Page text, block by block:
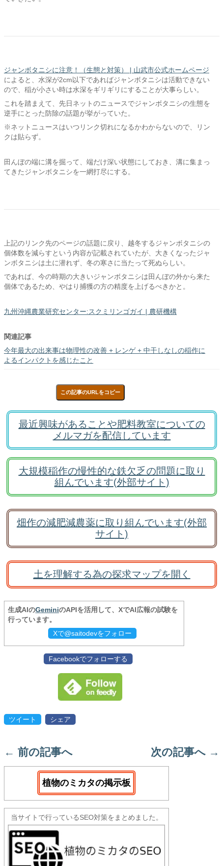
ジャンボタニシに注意！（生態と対策） | 山武市公式ホームページ
によると、水深が2cm以下であればジャンボタニシは活動できない
ので、稲が小さい時は水深をギリギリにすることが大事らしい。
これを踏まえて、先日ネットのニュースでジャンボタニシの生態を
逆手にとった防除の話題が挙がっていた。
※ネットニュースはいつリンク切れになるかわからないので、リン
クは貼らず。
田んぼの端に溝を掘って、端だけ深い状態にしておき、溝に集まっ
てきたジャンボタニシを一網打尽にする。
上記のリンク先のページの話題に戻り、越冬するジャンボタニシの
個体数を減らすという内容が記載されていたが、大きくなったジャ
ンボタニシは土に潜れず、冬の寒さに当たって死ぬらしい。
であれば、今の時期の大きいジャンボタニシは田んぼの外から来た
個体であるため、やはり捕獲の方の精度を上げるべきかと。
九州沖縄農業研究センター:スクミリンゴガイ | 農研機構
関連記事
今年最大の出来事は物理性の改善 + レンゲ + 中干しなしの稲作に
よるインパクトを感じたこと
この記事のURLをコピー
最近興味があることや肥料教室についての
メルマガを配信しています
大規模稲作の慢性的な鉄欠乏の問題に取り
組んでいます(外部サイト)
畑作の減肥減農薬に取り組んでいます(外部
サイト)
土を理解する為の探求マップを開く
生成AIのGeminiのAPIを活用して、XでAI広報の試験を
行っています。
Xで@saitodevをフォロー
Facebookでフォローする
ツイート シェア
← 前の記事へ 次の記事へ →
植物のミカタの掲示板
当サイトで行っているSEO対策をまとめました。